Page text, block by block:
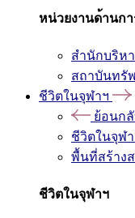
หน่วยงานด้านกา
สำนักบริห
สถาบันทรั
ชีวิตในจุฬาฯ
ย้อนก
ชีวิตในจุฬ
พื้นที่สร้าง
ชีวิตในจุฬาฯ